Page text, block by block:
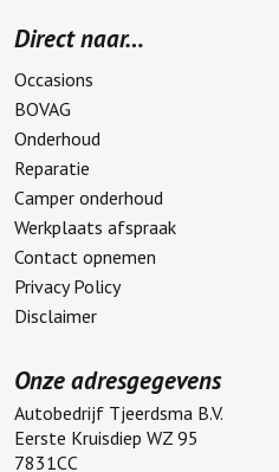
Direct naar…
Occasions
BOVAG
Onderhoud
Reparatie
Camper onderhoud
Werkplaats afspraak
Contact opnemen
Privacy Policy
Disclaimer
Onze adresgegevens
Autobedrijf Tjeerdsma B.V.
Eerste Kruisdiep WZ 95
7831CC